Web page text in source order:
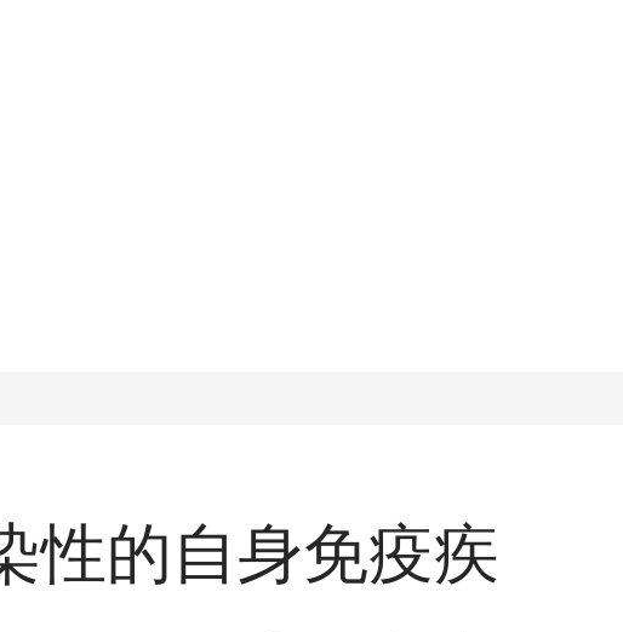
性的自身免疫疾